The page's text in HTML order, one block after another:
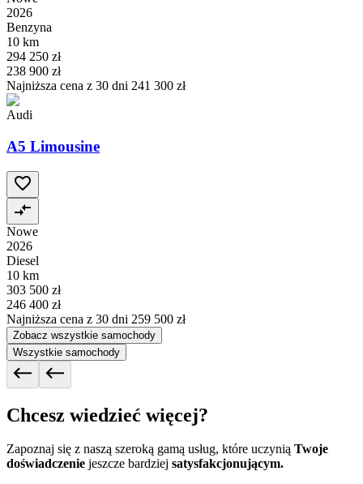
2026
Benzyna
10 km
294 250 zł
238 900 zł
Najniższa cena z 30 dni 241 300 zł
Audi
A5 Limousine
Nowe
2026
Diesel
10 km
303 500 zł
246 400 zł
Najniższa cena z 30 dni 259 500 zł
Zobacz wszystkie samochody
Wszystkie samochody
Chcesz wiedzieć więcej?
Zapoznaj się z naszą szeroką gamą usług, które uczynią Twoje
doświadczenie jeszcze bardziej satysfakcjonującym.